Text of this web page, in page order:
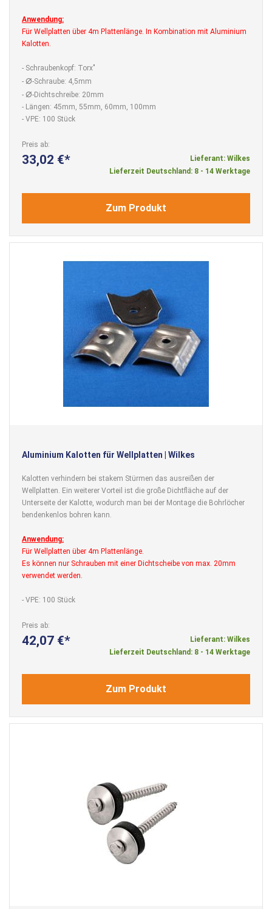
Anwendung:
Für Wellplatten über 4m Plattenlänge. In Kombination mit Aluminium
Kalotten.
- Schraubenkopf: Torx"
- ⌀-Schraube: 4,5mm
- ⌀-Dichtschreibe: 20mm
- Längen: 45mm, 55mm, 60mm, 100mm
- VPE: 100 Stück
Preis ab
33,02 €
Lieferant: Wilkes
Lieferzeit Deutschland: 8 - 14 Werktage
Zum Produkt
Aluminium Kalotten für Wellplatten | Wilkes
Kalotten verhindern bei stakem Stürmen das ausreißen der
Wellplatten. Ein weiterer Vorteil ist die große Dichtfläche auf der
Unterseite der Kalotte, wodurch man bei der Montage die Bohrlöcher
bendenkenlos bohren kann.
Anwendung:
Für Wellplatten über 4m Plattenlänge.
Es können nur Schrauben mit einer Dichtscheibe von max. 20mm
verwendet werden.
- VPE: 100 Stück
Preis ab
42,07 €
Lieferant: Wilkes
Lieferzeit Deutschland: 8 - 14 Werktage
Zum Produkt